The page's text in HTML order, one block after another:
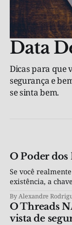
Data
Dicas para que
segurança e
se sinta bem.
O Poder dos
Se você
existência, a
By Alexandre
O Threads
vista de